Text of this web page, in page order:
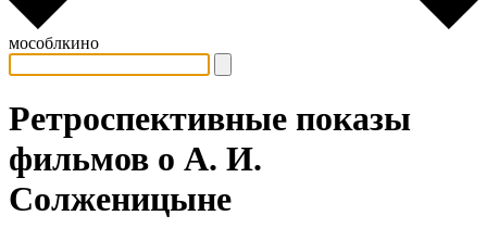
мособлкино
Ретроспективные показы
фильмов о А. И.
Солженицыне